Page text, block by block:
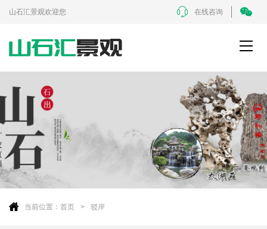
山石汇景观欢迎您 在线咨询
当前位置： 首页 驳岸